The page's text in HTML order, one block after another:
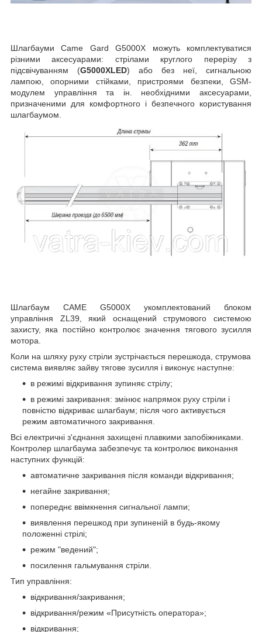
Шлагбауми Came Gard G5000X можуть комплектуватися
різними аксесуарами: стрілами круглого перерізу з
підсвічуванням (G5000XLED) або без неї, сигнальною
лампою, опорними стійками, пристроями безпеки, GSM-
модулем управління та ін. необхідними аксесуарами,
призначеними для комфортного і безпечного користування
шлагбаумом.
Шлагбаум CAME G5000X укомплектований блоком
управління ZL39, який оснащений струмового системою
захисту, яка постійно контролює значення тягового зусилля
мотора.
Коли на шляху руху стріли зустрічається перешкода, струмова
система виявляє зайву тягове зусилля і виконує наступне:
в режимі відкривання зупиняє стрілу;
в режимі закривання: змінює напрямок руху стріли і
повністю відкриває шлагбаум; після чого активується
режим автоматичного закривання.
Всі електричні з'єднання захищені плавкими запобіжниками.
Контролер шлагбаума забезпечує та контролює виконання
наступних функцій:
автоматичне закривання після команди відкривання;
негайне закривання;
попереднє ввімкнення сигнальної лампи;
виявлення перешкод при зупиненій в будь-якому
положенні стрілі;
режим "ведений";
посилення гальмування стріли.
Тип управління:
відкривання/закривання;
відкривання/режим «Присутність оператора»;
відкривання;